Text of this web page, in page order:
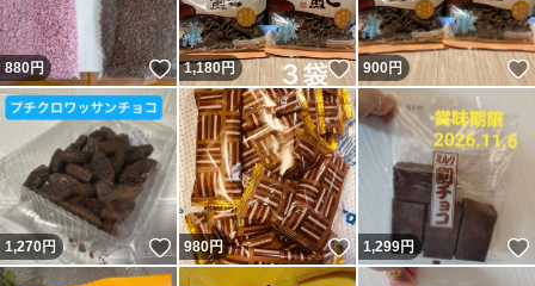
880円 いいね！
1,180円 いいね！
900円
1,270円 いいね！
980円 いいね！
1,299円